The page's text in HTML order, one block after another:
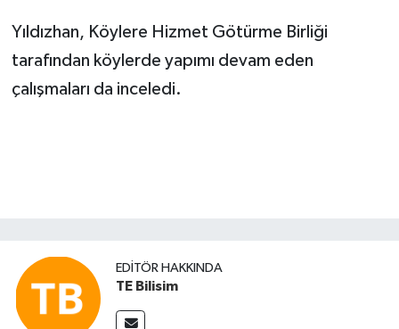
Yıldızhan, Köylere Hizmet Götürme Birliği
tarafından köylerde yapımı devam eden
çalışmaları da inceledi.
EDITÖR HAKKINDA
TE Bilisim